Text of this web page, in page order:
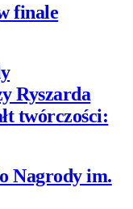
finale
Ryszarda
twórczości:
Nagrody im.